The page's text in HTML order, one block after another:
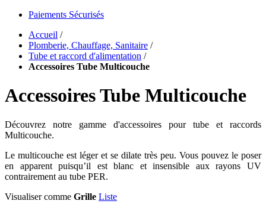
Paiements Sécurisés
Accueil /
Plomberie, Chauffage, Sanitaire /
Tube et raccord d'alimentation /
Accessoires Tube Multicouche
Accessoires Tube Multicouche
Découvrez notre gamme d'accessoires pour tube et raccords
Multicouche.
Le multicouche est léger et se dilate très peu. Vous pouvez le poser
en apparent puisqu’il est blanc et insensible aux rayons UV
contrairement au tube PER.
Visualiser comme Grille Liste